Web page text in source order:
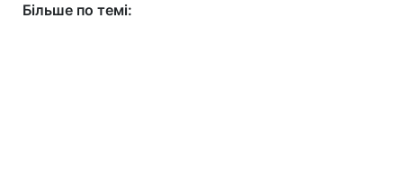
Більше по темі: